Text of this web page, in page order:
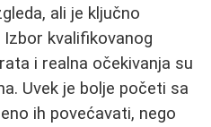
ali je ključno
kvalifikovanog
i realna očekivanja su
Uvek je bolje početi sa
ih povećavati, nego